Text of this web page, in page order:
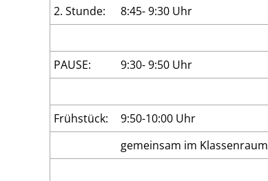
2. Stunde: 8:45- 9:30 Uhr
PAUSE: 9:30- 9:50 Uhr
Frühstück:
9:50-10:00 Uhr
gemeinsam im Klassenraum